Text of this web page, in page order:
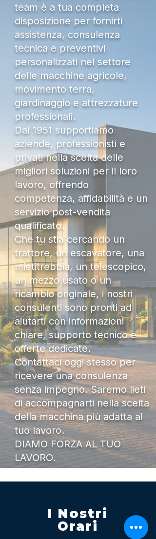
team è a tua completa
disposizione per fornirti
assistenza, consulenza
tecnica e preventivi
personalizzati nel settore
delle macchine agricole,
movimento terra,
giardinaggio e attrezzature
professionali.
Dal 1951 supportiamo
aziende, professionisti e
privati nella scelta delle
migliori soluzioni per il loro
lavoro, offrendo
competenza, affidabilità e un
servizio post-vendita
qualificato.
Che tu stia cercando un
trattore, un escavatore, una
mietitrebbia, un telescopico,
un mezzo usato o un
ricambio originale, i nostri
consulenti sono pronti ad
aiutarti con informazioni
chiare, supporto tecnico e
offerte dedicate.
Contattaci oggi stesso per
ricevere una consulenza
senza impegno. Saremo lieti
di accompagnarti nella scelta
della macchina più adatta al
tuo lavoro.
DIAMO FORZA AL TUO
LAVORO.
I Nostri
Orari